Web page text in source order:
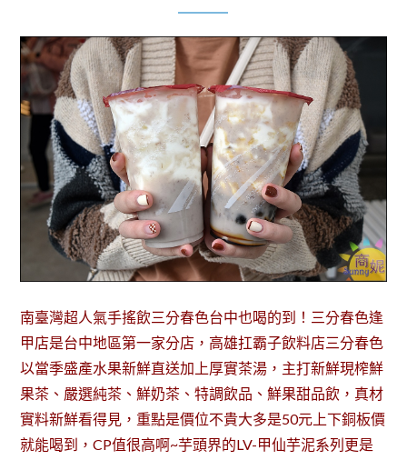
南臺灣超人氣手搖飲三分春色台中也喝的到！三分春色逢
甲店是台中地區第一家分店，高雄扛霸子飲料店三分春色
以當季盛產水果新鮮直送加上厚實茶湯，主打新鮮現榨鮮
果茶、嚴選純茶、鮮奶茶、特調飲品、鮮果甜品飲，真材
實料新鮮看得見，重點是價位不貴大多是50元上下銅板價
就能喝到，CP值很高啊~芋頭界的LV-甲仙芋泥系列更是